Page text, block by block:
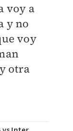
voy a
y no
voy
otra